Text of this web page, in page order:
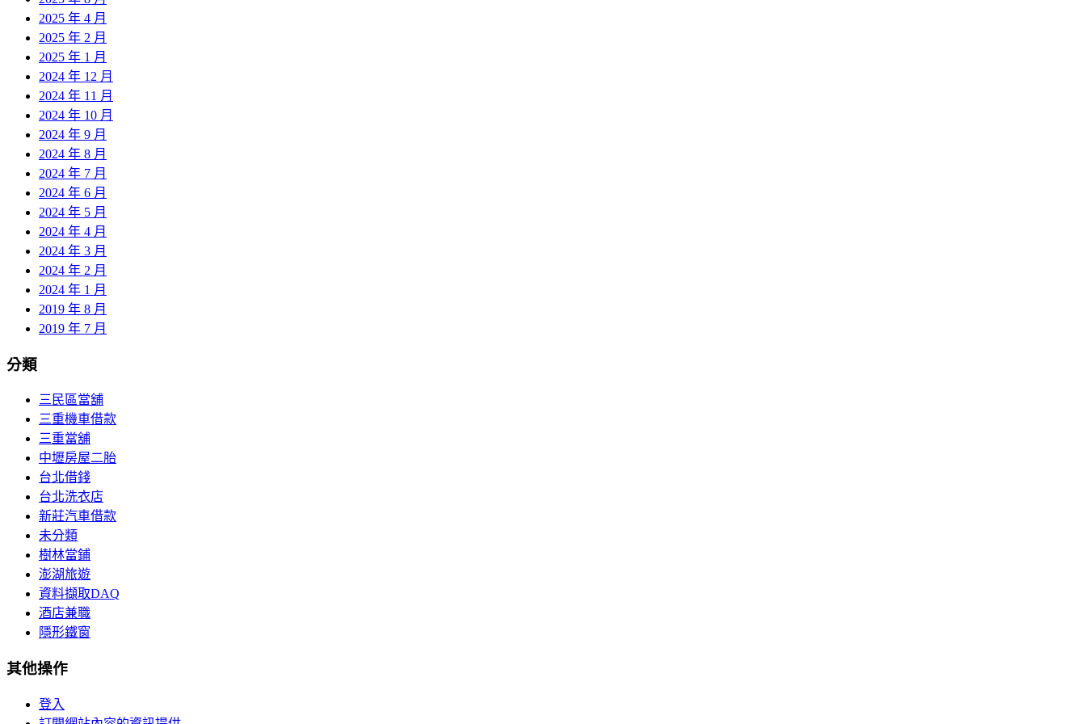
2025 年 4 月
2025 年 2 月
2025 年 1 月
2024 年 12 月
2024 年 11 月
2024 年 10 月
2024 年 9 月
2024 年 8 月
2024 年 7 月
2024 年 6 月
2024 年 5 月
2024 年 4 月
2024 年 3 月
2024 年 2 月
2024 年 1 月
2019 年 8 月
2019 年 7 月
分類
三民區當舖
三重機車借款
三重當舖
中壢房屋二胎
台北借錢
台北洗衣店
新莊汽車借款
未分類
樹林當鋪
澎湖旅遊
資料擷取DAQ
酒店兼職
隱形鐵窗
其他操作
登入